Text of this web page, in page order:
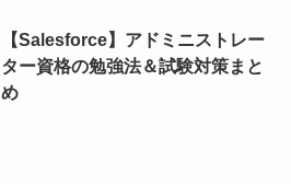
【Salesforce】アドミニストレー
ター資格の勉強法＆試験対策まと
め